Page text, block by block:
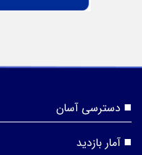
دسترسی آسان
آمار بازدید